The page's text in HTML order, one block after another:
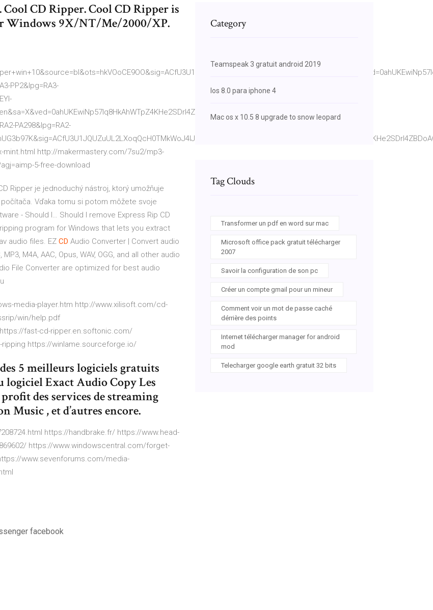
CD Ripper. Cool CD Ripper is
Windows 9X/NT/Me/2000/XP.
PP2&lpg=RA3-
PA298&lpg=RA2-
http://makermastery.com/7su2/mp3-
5-free-download
Ripper je jednoduchý nástroj, ktorý umožňuje
Vďaka tomu si potom môžete svoje
- Should I… Should I remove Express Rip CD
program for Windows that lets you extract
audio files. EZ CD Audio Converter | Convert audio
M4A, AAC, Opus, WAV, OGG, and all other audio
File Converter are optimized for best audio
media-player.htm http://www.xilisoft.com/cd-
win/help.pdf
fast-cd-ripper.en.softonic.com/
https://winlame.sourceforge.io/
5 meilleurs logiciels gratuits
Exact Audio Copy Les
des services de streaming
Music , et d’autres encore.
https://handbrake.fr/ https://www.head-
https://www.windowscentral.com/forget-
www.sevenforums.com/media-
facebook
Category
Teamspeak 3 gratuit android 2019
Ios 8.0 para iphone 4
Mac os x 10.5 8 upgrade to snow leopard
Tag Clouds
Transformer un pdf en word sur mac
Microsoft office pack gratuit télécharger
2007
Savoir la configuration de son pc
Créer un compte gmail pour un mineur
Comment voir un mot de passe caché
dérrière des points
Internet télécharger manager for android
mod
Telecharger google earth gratuit 32 bits